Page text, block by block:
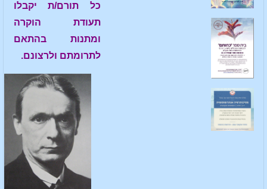
כל תורם/ת יקבלו
תעודת הוקרה
ומתנות בהתאם
לתרומתם ולרצונם.